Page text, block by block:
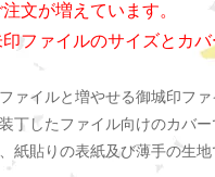
文が増えています。
ファイルのサイズとカ
ァイルと増やせる御城印フ
丁したファイル向けのカバ
紙貼りの表紙及び薄手の生